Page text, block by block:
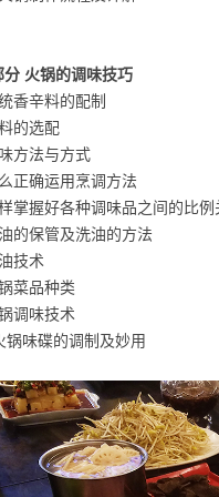
分 火锅的调味技巧
香辛料的配制
的选配
方法与方式
正确运用烹调方法
掌握好各种调味品之间的比例
的保管及洗油的方法
技术
菜品种类
调味技术
锅味碟的调制及妙用